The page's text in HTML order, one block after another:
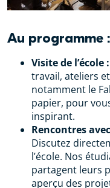
Au programme :
Visite de l’école :
travail, ateliers
notamment le
papier, pour
inspirant.
Rencontres
Discutez
l’école. Nos
partagent leurs
aperçu des